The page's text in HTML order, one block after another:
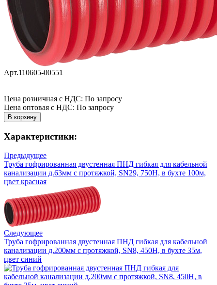
Арт.110605-00551
Цена розничная с НДС: По запросу
Цена оптовая с НДС: По запросу
Характеристики:
Предыдущее
Труба гофрированная двустенная ПНД гибкая для кабельной
канализации д.63мм с протяжкой, SN29, 750Н, в бухте 100м,
цвет красная
Следующее
Труба гофрированная двустенная ПНД гибкая для кабельной
канализации д.200мм с протяжкой, SN8, 450Н, в бухте 35м,
цвет синий